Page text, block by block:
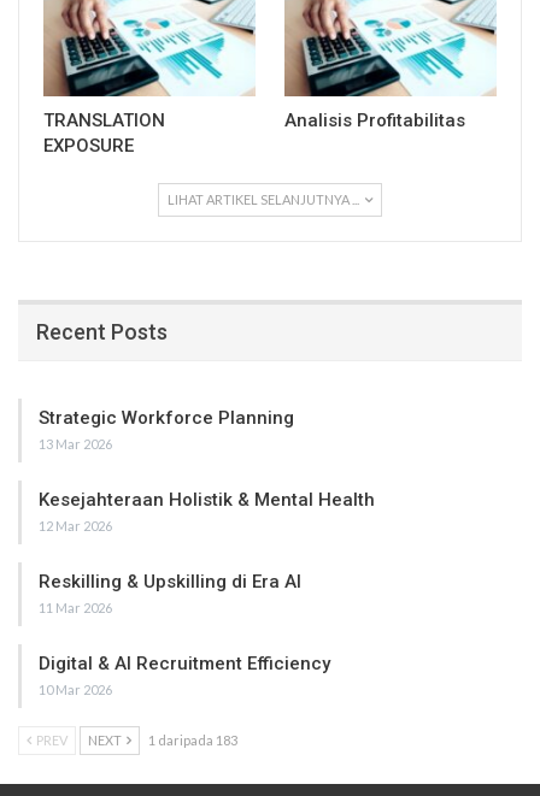
TRANSLATION
EXPOSURE
Analisis Profitabilitas
LIHAT ARTIKEL SELANJUTNYA ...
Recent Posts
Strategic Workforce Planning
13 Mar 2026
Kesejahteraan Holistik & Mental Health
12 Mar 2026
Reskilling & Upskilling di Era AI
11 Mar 2026
Digital & AI Recruitment Efficiency
10 Mar 2026
PREV NEXT 1 daripada 183